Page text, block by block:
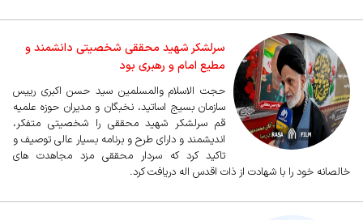
سرلشکر شهید محققی شخصیتی دانشمند و
مطیع امام و رهبری بود
حجت الاسلام والمسلمین سید حسن اکبری رییس
سازمان بسیج اساتید، نخبگان و مدیران حوزه علمیه
قم سرلشکر شهید محققی را شخصیتی متفکر،
اندیشمند و دارای طرح و برنامه بسیار عالی توصیف و
تاکید کرد که سردار محققی مزد مجاهدت های
خالصانه خود را با شهادت از ذات اقدس اله دریافت کرد.